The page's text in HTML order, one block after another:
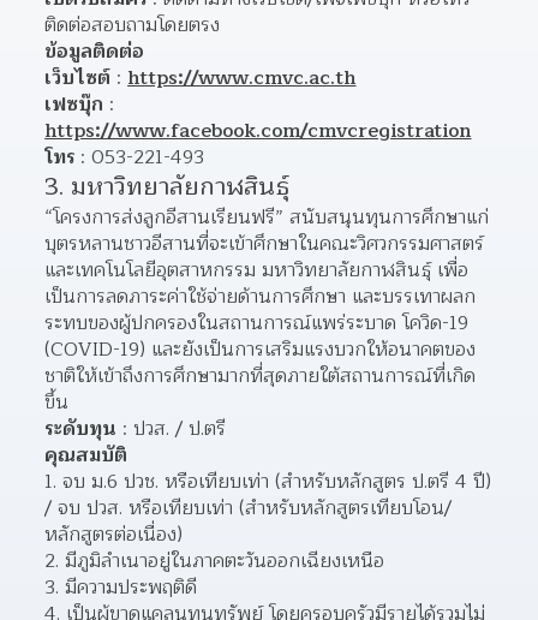
ติดต่อสอบถามโดยตรง
ข้อมูลติดต่อ
เว็บไซต์ : https://www.cmvc.ac.th
เฟซบุ๊ก
https://www.facebook.com/cmvcregistration
โทร : 053-221-493
3. มหาวิทยาลัยกาฬสินธุ์
“โครงการส่งลูกอีสานเรียนฟรี” สนับสนุนทุนการศึกษาแก่
บุตรหลานชาวอีสานที่จะเข้าศึกษาในคณะวิศวกรรมศาสตร์
และเทคโนโลยีอุตสาหกรรม มหาวิทยาลัยกาฬสินธุ์ เพื่อ
เป็นการลดภาระค่าใช้จ่ายด้านการศึกษา และบรรเทาผลก
ระทบของผู้ปกครองในสถานการณ์แพร่ระบาด โควิด-19
(COVID-19) และยังเป็นการเสริมแรงบวกให้อนาคตของ
ชาติให้เข้าถึงการศึกษามากที่สุดภายใต้สถานการณ์ที่เกิด
ขึ้น
ระดับทุน : ปวส. / ป.ตรี
คุณสมบัติ
1. จบ ม.6 ปวช. หรือเทียบเท่า (สำหรับหลักสูตร ป.ตรี 4 ปี)
/ จบ ปวส. หรือเทียบเท่า (สำหรับหลักสูตรเทียบโอน/
หลักสูตรต่อเนื่อง)
2. มีภูมิลำเนาอยู่ในภาคตะวันออกเฉียงเหนือ
3. มีความประพฤติดี